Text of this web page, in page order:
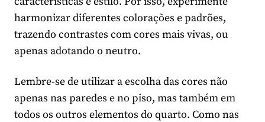
harmonizar diferentes colorações e padrões,
trazendo contrastes com cores mais vivas, ou
apenas adotando o neutro.
Lembre-se de utilizar a escolha das cores não
apenas nas paredes e no piso, mas também em
todos os outros elementos do quarto. Como nas